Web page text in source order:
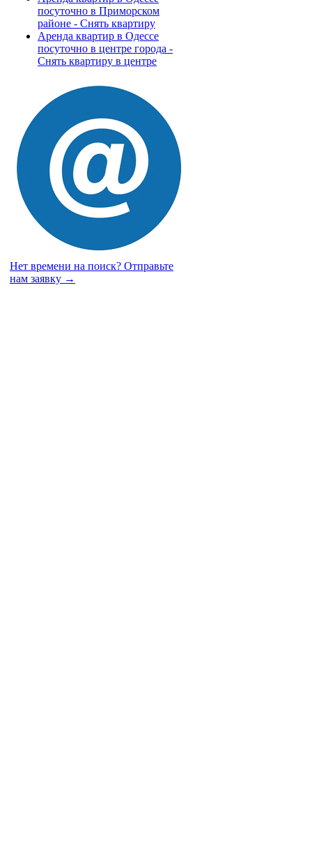
посуточно в Приморском
районе - Снять квартиру
Аренда квартир в Одессе
посуточно в центре города -
Снять квартиру в центре
Нет времени на поиск? Отправьте
нам заявку →